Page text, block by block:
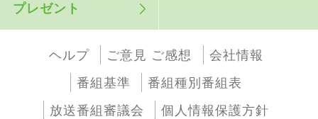
プレゼント
ヘルプ ご意見 ご感想
会社情報
番組基準
番組種別番組表
放送番組審議会
個人情報保護方針